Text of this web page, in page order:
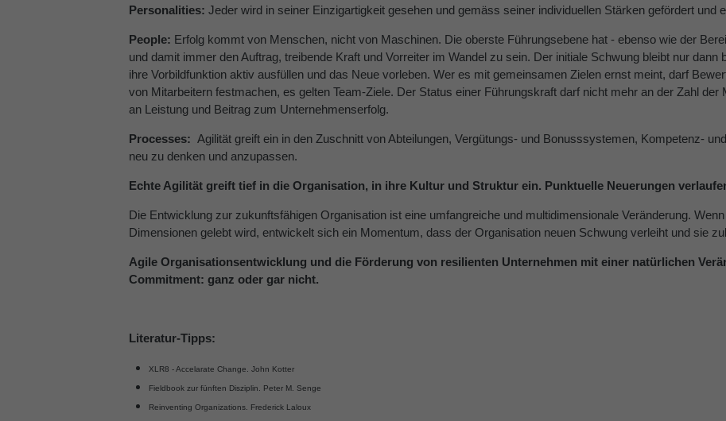
Personalities: Jeder wird in seiner Einzigartigkeit gesehen und gemäss seiner individuellen Stärken gefördert und
People: Erfolg kommt von Menschen, nicht von Maschinen. Die oberste Führungsebene hat - ebenso wie der
und damit immer den Auftrag, treibende Kraft und Vorreiter im Wandel zu sein. Der initiale Schwung bleibt nur dann
ihre Vorbildfunktion aktiv ausfüllen und das Neue vorleben. Wer es mit gemeinsamen Zielen ernst meint, darf
von Mitarbeitern festmachen, es gelten Team-Ziele. Der Status einer Führungskraft darf nicht mehr an der Zahl
an Leistung und Beitrag zum Unternehmenserfolg.
Processes: Agilität greift ein in den Zuschnitt von Abteilungen, Vergütungs- und Bonusssystemen, Kompetenz-
neu zu denken und anzupassen.
Echte Agilität greift tief in die Organisation, in ihre Kultur und Struktur ein. Punktuelle Neuerungen
Die Entwicklung zur zukunftsfähigen Organisation ist eine umfangreiche und multidimensionale Veränderung.
Dimensionen gelebt wird, entwickelt sich ein Momentum, dass der Organisation neuen Schwung verleiht und sie
Agile Organisationsentwicklung und die Förderung von resilienten Unternehmen mit einer natürlichen
Commitment: ganz oder gar nicht.
Literatur-Tipps:
XLR8 - Accelarate Change. John Kotter
Fieldbook zur fünften Disziplin. Peter M. Senge
Reinventing Organizations. Frederick Laloux